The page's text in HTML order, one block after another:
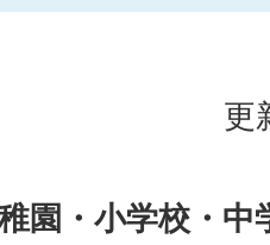
更
園・小学校・中